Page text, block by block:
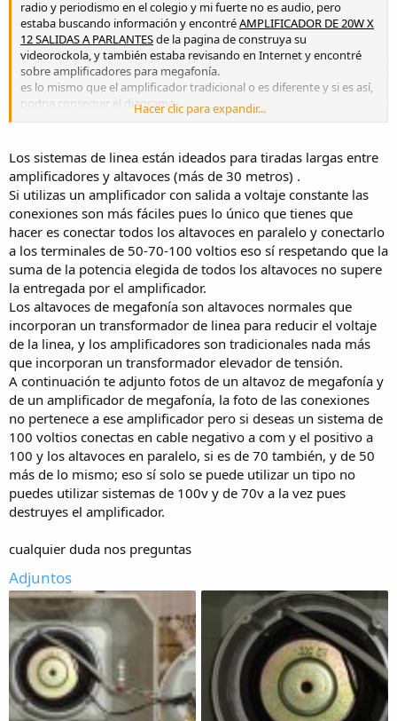
radio y periodismo en el colegio y mi fuerte no es audio, pero
estaba buscando información y encontréAMPLIFICADOR DE 20W X
12 SALIDAS A PARLANTESde la pagina de construya su
videorockola, y también estaba revisando en Internet y encontré
sobre amplificadores para megafonía.
es lo mismo que el amplificador tradicional o es diferente y si es así,
podria conseguir el diagrama.
la salida, como seria la conexión física, no tengo experiencia en
audio.
Seguiré preguntando
Hacer clic para expandir...
Los sistemas de linea están ideados para tiradas largas entre
amplificadores y altavoces (más de 30 metros) .
Si utilizas un amplificador con salida a voltaje constante las
conexiones son más fáciles pues lo único que tienes que
hacer es conectar todos los altavoces en paralelo y conectarlo
a los terminales de 50-70-100 voltios eso sí respetando que la
suma de la potencia elegida de todos los altavoces no supere
la entregada por el amplificador.
Los altavoces de megafonía son altavoces normales que
incorporan un transformador de linea para reducir el voltaje
de la linea, y los amplificadores son tradicionales nada más
que incorporan un transformador elevador de tensión.
A continuación te adjunto fotos de un altavoz de megafonía y
de un amplificador de megafonía, la foto de las conexiones
no pertenece a ese amplificador pero si deseas un sistema de
100 voltios conectas en cable negativo a com y el positivo a
100 y los altavoces en paralelo, si es de 70 también, y de 50
más de lo mismo; eso sí solo se puede utilizar un tipo no
puedes utilizar sistemas de 100v y de 70v a la vez pues
destruyes el amplificador.
cualquier duda nos preguntas
Adjuntos